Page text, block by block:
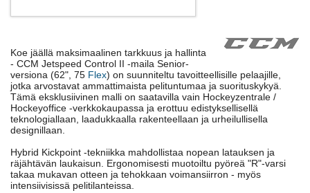
Koe jäällä maksimaalinen tarkkuus ja hallinta
- CCM Jetspeed Control II -maila Senior-
versiona (62", 75 Flex) on suunniteltu tavoitteellisille pelaajille,
jotka arvostavat ammattimaista pelituntumaa ja suorituskykyä.
Tämä eksklusiivinen malli on saatavilla vain Hockeyzentrale /
Hockeyoffice -verkkokaupassa ja erottuu edistyksellisellä
teknologiallaan, laadukkaalla rakenteellaan ja urheilullisella
designillaan.
Hybrid Kickpoint -tekniikka mahdollistaa nopean latauksen ja
räjähtävän laukaisun. Ergonomisesti muotoiltu pyöreä "R"-varsi
takaa mukavan otteen ja tehokkaan voimansiirron - myös
intensiivisissä pelitilanteissa.